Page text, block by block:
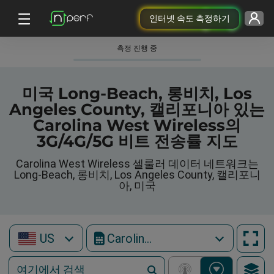
인터넷 속도 측정하기
측정 진행 중
미국 Long-Beach, 롱비치, Los
Angeles County, 캘리포니아 있는
Carolina West Wireless의
3G/4G/5G 비트 전송률 지도
Carolina West Wireless 셀룰러 데이터 네트워크는
Long-Beach, 롱비치, Los Angeles County, 캘리포니
아, 미국
US Carolina West Wireless